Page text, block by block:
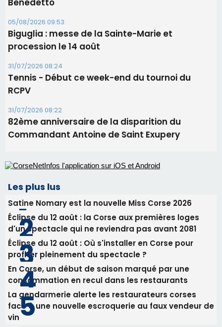
06/08/2026 15:57
Ucciani – Marché des producteurs à Cruculi le
11 août
06/08/2026 15:25
Corte – L’association A Nuciola organise une
projection sous les étoiles
06/08/2026 15:04
Alata - Soirée Tango Argentin au stade de San
Benedetto
05/08/2026 09:53
procession le 14 août
31/07/2026 08:24
Tennis - Début ce week-end du tournoi du
RCPV
31/07/2026 08:22
82ème anniversaire de la disparition du
Commandant Antoine de Saint Exupery
Les plus lus
Satine Nomary est la nouvelle Miss Corse 2026